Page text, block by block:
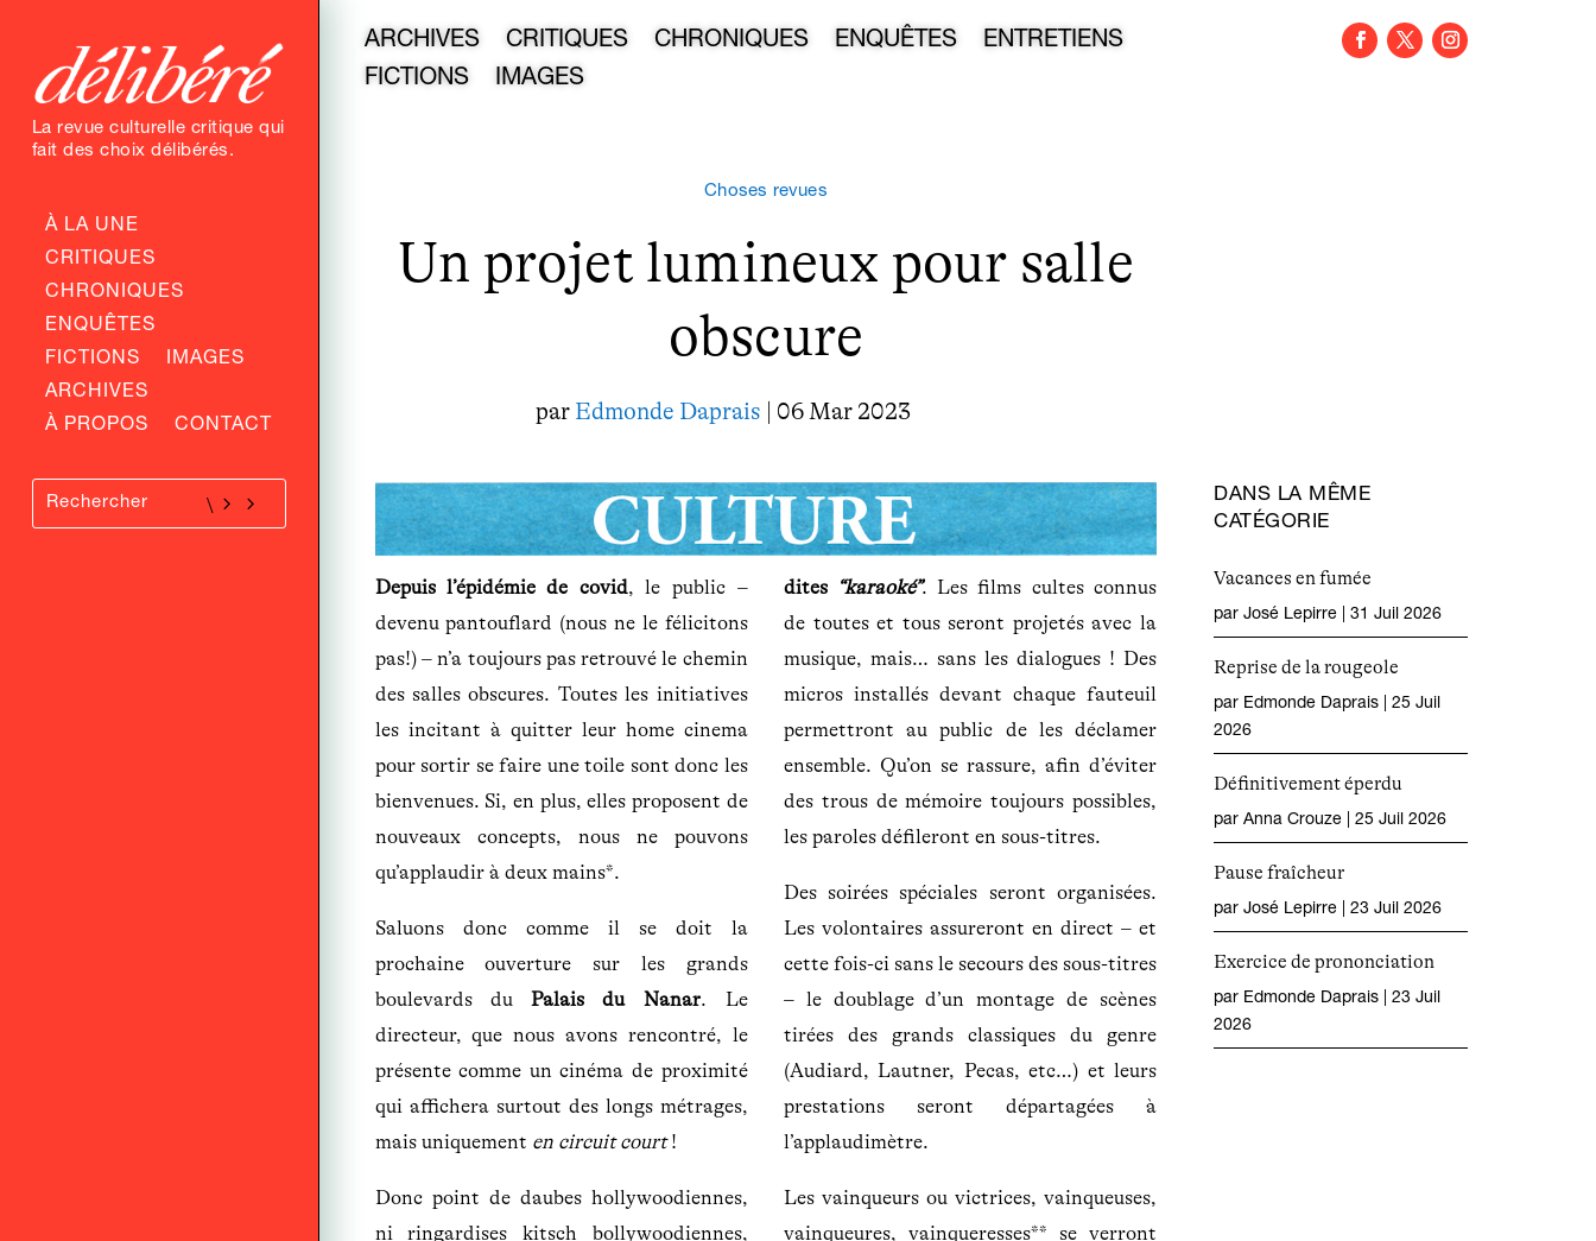
La revue culturelle critique qui
fait des choix délibérés.
À LA UNE
CRITIQUES
CHRONIQUES
ENQUÊTES
FICTIONS
IMAGES
ARCHIVES
À PROPOS
CONTACT
ARCHIVES CRITIQUES CHRONIQUES ENQUÊTES
ENTRETIENS
FICTIONS
IMAGES
Choses revues
Un projet lumineux pour salle
obscure
par Edmonde Daprais | 06 Mar 2023
Depuis l’épidémie de covid, le public –
devenu pantouflard (nous ne le félicitons
pas!) – n’a toujours pas retrouvé le chemin
des salles obscures. Toutes les initiatives
les incitant à quitter leur home cinema
pour sortir se faire une toile sont donc les
bienvenues. Si, en plus, elles proposent de
nouveaux concepts, nous ne pouvons
qu’applaudir à deux mains*.
Saluons donc comme il se doit la
prochaine ouverture sur les grands
boulevards du Palais du Nanar. Le
directeur, que nous avons rencontré, le
présente comme un cinéma de proximité
qui affichera surtout des longs métrages,
mais uniquement en circuit court!
Donc point de daubes hollywoodiennes,
ni ringardises kitsch bollywoodiennes,
dites “karaoké”. Les films cultes connus
de toutes et tous seront projetés avec la
musique, mais… sans les dialogues ! Des
micros installés devant chaque fauteuil
permettront au public de les déclamer
ensemble. Qu’on se rassure, afin d’éviter
des trous de mémoire toujours possibles,
les paroles défileront en sous-titres.
Des soirées spéciales seront organisées.
Les volontaires assureront en direct – et
cette fois-ci sans le secours des sous-titres
– le doublage d’un montage de scènes
tirées des grands classiques du genre
(Audiard, Lautner, Pecas, etc…) et leurs
prestations seront départagées à
l’applaudimètre.
Les vainqueurs ou victrices, vainqueuses,
vainqueures, vainqueresses** se verront
DANS LA MÊME
CATÉGORIE
Vacances en fumée
parJosé Lepirre |31 Juil 2026
Reprise de la rougeole
par Edmonde Daprais |25 Juil
2026
Définitivement éperdu
parAnna Crouze |25 Juil 2026
Pause fraîcheur
parJosé Lepirre |23 Juil 2026
Exercice de prononciation
par Edmonde Daprais |23 Juil
2026